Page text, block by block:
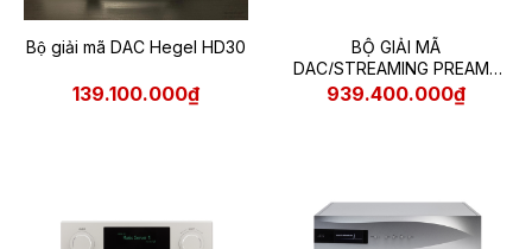
Bộ giải mã DAC Hegel HD30
139.100.000₫
BỘ GIẢI MÃ
DAC/STREAMING PREAMP
T+A SDV 3100 HV
939.400.000₫